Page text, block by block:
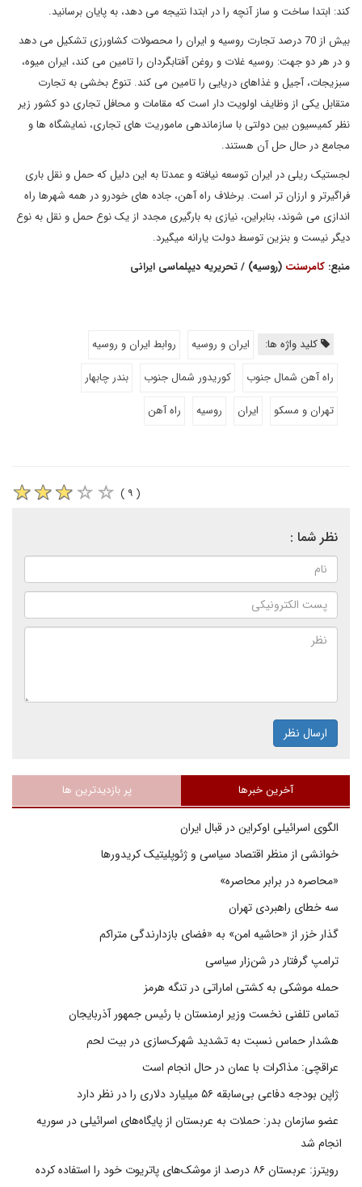
کند: ابتدا ساخت و ساز آنچه را در ابتدا نتیجه می دهد، به پایان برسانید.
بیش از 70 درصد تجارت روسیه و ایران را محصولات کشاورزی تشکیل می دهد
و در هر دو جهت: روسیه غلات و روغن آفتابگردان را تامین می کند، ایران میوه،
سبزیجات، آجیل و غذاهای دریایی را تامین می کند. تنوع بخشی به تجارت
متقابل یکی از وظایف اولویت دار است که مقامات و محافل تجاری دو کشور زیر
نظر کمیسیون بین دولتی با سازماندهی ماموریت های تجاری، نمایشگاه ها و
مجامع در حال حل آن هستند.
لجستیک ریلی در ایران توسعه نیافته و عمدتا به این دلیل که حمل و نقل باری
فراگیرتر و ارزان تر است. برخلاف راه آهن، جاده های خودرو در همه شهرها راه
اندازی می شوند، بنابراین، نیازی به بارگیری مجدد از یک نوع حمل و نقل به نوع
دیگر نیست و بنزین توسط دولت یارانه میگیرد.
منبع: کامرسنت (روسیه) / تحریریه دیپلماسی ایرانی
کلید واژه ها: ایران و روسیه
روابط ایران و روسیه
راه آهن شمال جنوب
کوریدور شمال جنوب
بندر چابهار
تهران و مسکو
ایران روسیه راه آهن
( ۹ )
نظر شما :
ارسال نظر
آخرین خبرها پر بازدیدترین ها
الگوی اسرائیلی اوکراین در قبال ایران
خوانشی از منظر اقتصاد سیاسی و ژئوپلیتیک کریدورها
«محاصره در برابر محاصره»
سه خطای راهبردی تهران
گذار خزر از «حاشیه امن» به «فضای بازدارندگی متراکم
ترامپ گرفتار در شن‌زار سیاسی
حمله موشکی به کشتی اماراتی در تنگه هرمز
تماس تلفنی نخست وزیر ارمنستان با رئیس جمهور آذربایجان
هشدار حماس نسبت به تشدید شهرک‌سازی در بیت‌ لحم
عراقچی: مذاکرات با عمان در حال انجام است
ژاپن بودجه دفاعی بی‌سابقه ۵۶ میلیارد دلاری را در نظر دارد
عضو سازمان بدر: حملات به عربستان از پایگاه‌های اسرائیلی در سوریه
انجام شد
رویترز: عربستان ۸۶ درصد از موشک‌های پاتریوت خود را استفاده کرده